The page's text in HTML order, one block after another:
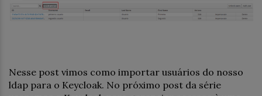
Nesse post vimos como importar usuários do nosso
ldap para o Keycloak. No próximo post da série